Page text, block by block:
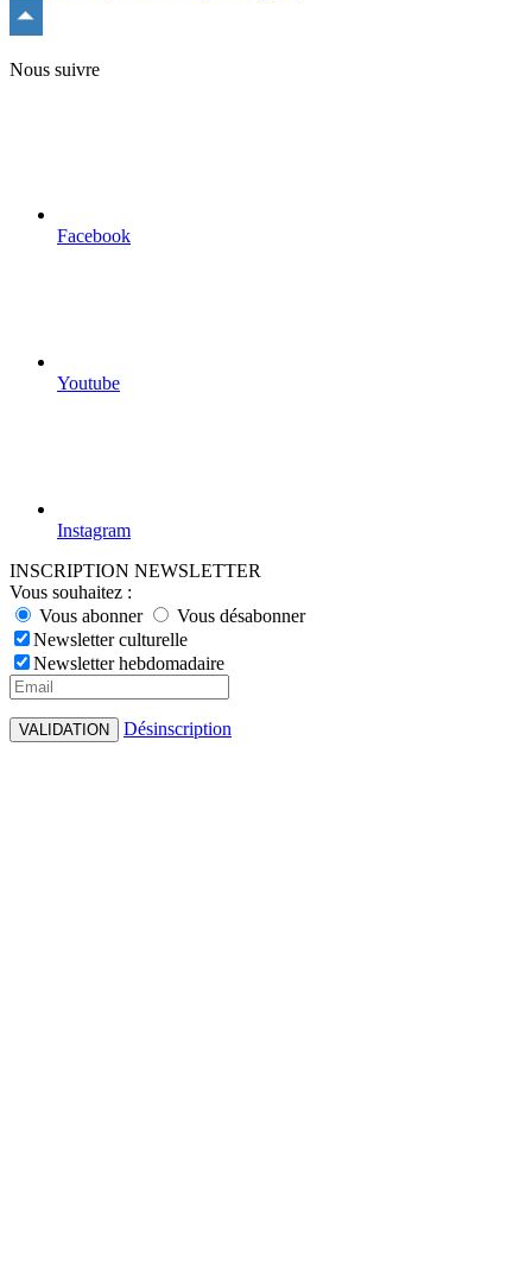
du
Nous suivre
Facebook
Youtube
Instagram
INSCRIPTION NEWSLETTER
Vous souhaitez :
Vous abonner
Vous désabonner
Newsletter culturelle
Newsletter hebdomadaire
VALIDATION Désinscription